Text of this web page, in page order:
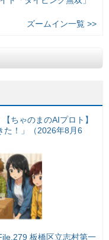
ズームイン一覧 >>
ちゃのまのAIプロト】
た！」（2026年8月6
板橋区立志村第一